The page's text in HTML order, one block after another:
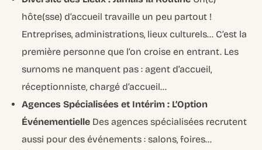
hôte(sse) d’accueil travaille un peu partout !
Entreprises, administrations, lieux culturels… C’est la
première personne que l’on croise en entrant. Les
surnoms ne manquent pas : agent d’accueil,
réceptionniste, chargé d’accueil…
Agences Spécialisées et Intérim : L’Option
Événementielle Des agences spécialisées recrutent
aussi pour des événements : salons, foires…